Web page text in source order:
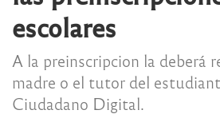
escolares
A la preinscripcion la deberá
madre o el tutor del
Ciudadano Digital.